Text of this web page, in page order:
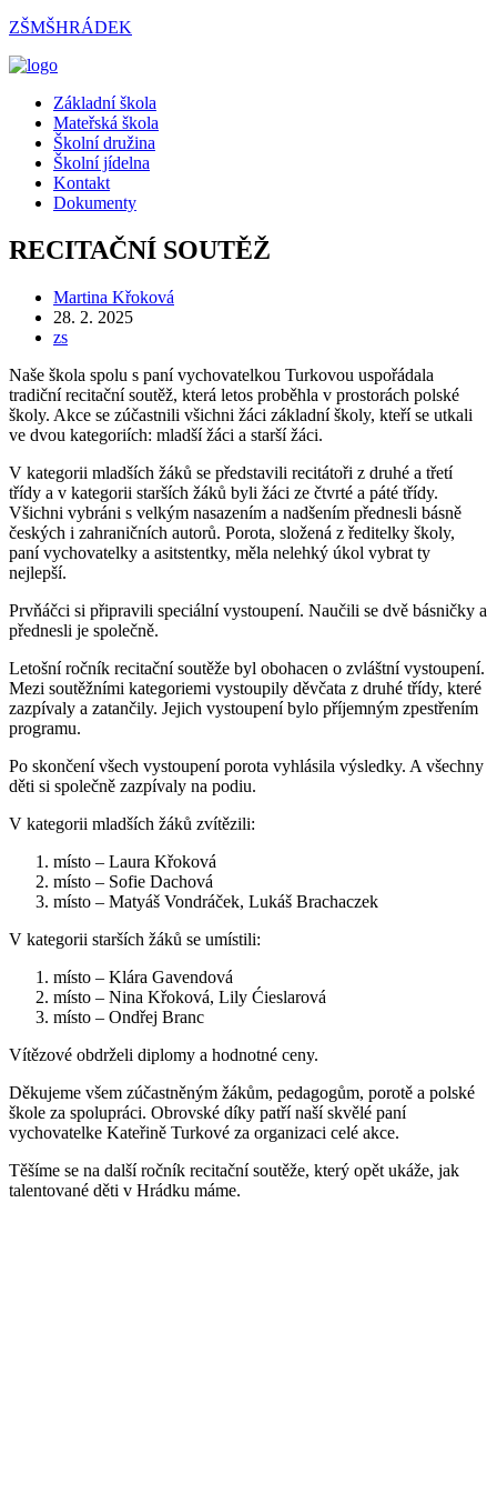
Přejít
obsahu
ZŠMŠHRÁDEK
Menu
Základní škola
Mateřská škola
Školní družina
Školní jídelna
Kontakt
Dokumenty
RECITAČNÍ SOUTĚŽ
Autor
příspěvku
Martina Křoková
Příspěvek
byl
28. 2. 2025
Rubriky
zs
Naše škola spolu s paní vychovatelkou Turkovou uspořádala
tradiční recitační soutěž, která letos proběhla v prostorách polské
školy. Akce se zúčastnili všichni žáci základní školy, kteří se utkali
ve dvou kategoriích: mladší žáci a starší žáci.
V kategorii mladších žáků se představili recitátoři z druhé a třetí
třídy a v kategorii starších žáků byli žáci ze čtvrté a páté třídy.
Všichni vybráni s velkým nasazením a nadšením přednesli básně
českých i zahraničních autorů. Porota, složená z ředitelky školy,
paní vychovatelky a asitstentky, měla nelehký úkol vybrat ty
nejlepší.
Prvňáčci si připravili speciální vystoupení. Naučili se dvě básničky a
přednesli je společně.
Letošní ročník recitační soutěže byl obohacen o zvláštní vystoupení.
Mezi soutěžními kategoriemi vystoupily děvčata z druhé třídy, které
zazpívaly a zatančily. Jejich vystoupení bylo příjemným zpestřením
programu.
Po skončení všech vystoupení porota vyhlásila výsledky. A všechny
děti si společně zazpívaly na podiu.
V kategorii mladších žáků zvítězili:
místo – Laura Křoková
místo – Sofie Dachová
místo – Matyáš Vondráček, Lukáš Brachaczek
V kategorii starších žáků se umístili:
místo – Klára Gavendová
místo – Nina Křoková, Lily Ćieslarová
místo – Ondřej Branc
Vítězové obdrželi diplomy a hodnotné ceny.
Děkujeme všem zúčastněným žákům, pedagogům, porotě a polské
škole za spolupráci. Obrovské díky patří naší skvělé paní
vychovatelke Kateřině Turkové za organizaci celé akce.
Těšíme se na další ročník recitační soutěže, který opět ukáže, jak
talentované děti v Hrádku máme.